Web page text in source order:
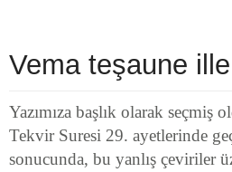
Vema teşaune
Yazımıza başlık olarak seçmiş
Tekvir Suresi 29. ayetlerinde
sonucunda, bu yanlış çeviriler